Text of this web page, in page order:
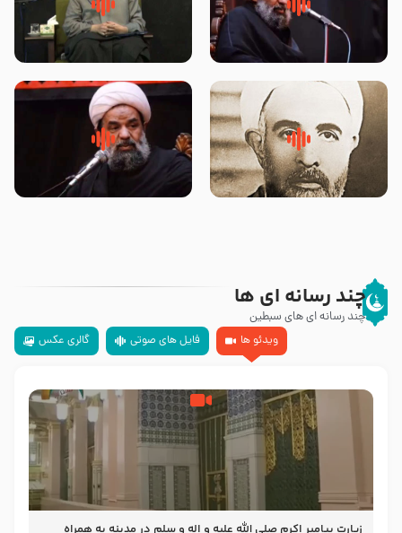
روضه جانسوز پاره های جگر امام
حسن مجتبی علیه السلام-حجت
لقب حضرت رقیه سلام الله علیها به
چه معناست – حجت الاسلام علوی
روضه‌ی مجلس یزید ملعون و
اسارت اهل‌بیت علیهم‌السلام –
سلام جوانی که امام حسین علیه
السلام خودش جوابش را دادند
چند رسانه ای ها
چند رسانه ای های سبطین
ویدئو ها
فایل های صوتی گالری عکس
زیارت پیامبر اکرم صلی الله علیه و اله و سلم در مدینه به همراه